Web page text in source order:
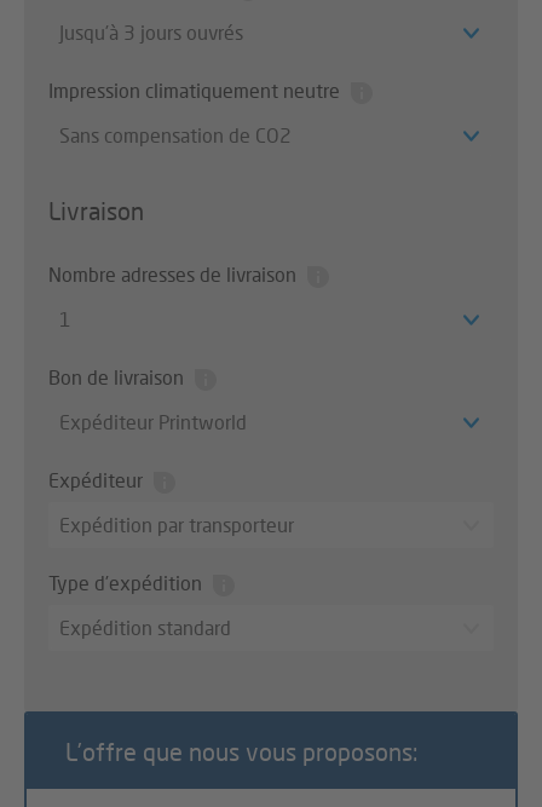
Jusqu’à 3 jours ouvrés
Impression climatiquement neutre
Sans compensation de CO2
Livraison
Nombre adresses de livraison
1
Bon de livraison
Expéditeur Printworld
Expéditeur
Expédition par transporteur
Type d’expédition
Expédition standard
L’offre que nous vous proposons: